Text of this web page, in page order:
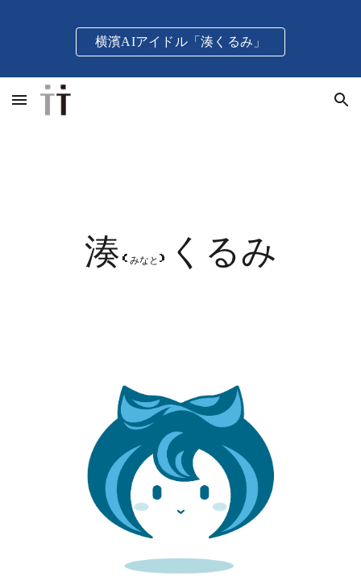
Skip to main content Skip to navigation
横濱AIアイドル「湊くるみ」
湊 (みなと) くるみ